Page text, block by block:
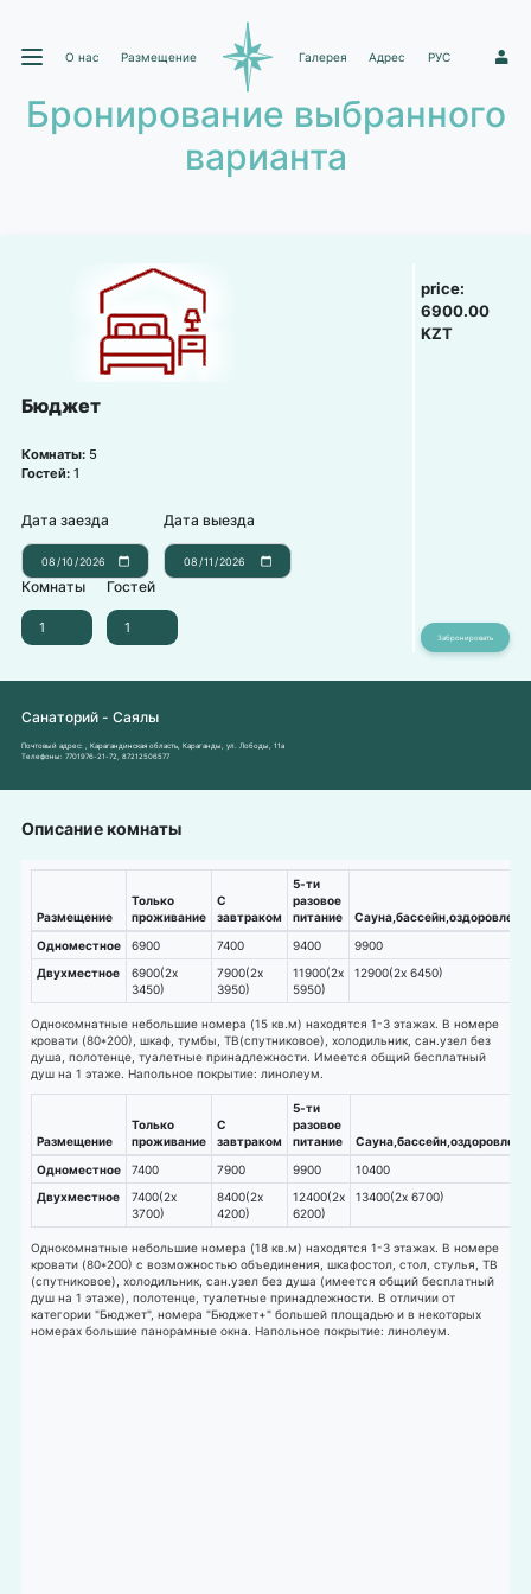
О нас Размещение Галерея Адрес РУС 1
Бронирование выбранного
варианта
Бюджет
Комнаты: 5
Гостей: 1
Дата заезда Дата выезда
Комнаты Гостей
price:
6900.00
KZT
Санаторий - Саялы
Почтовый адрес:
, Карагандинская область, Караганды, ул. Лободы, 11а
Телефоны: 7701976-21-72 87212506577
Описание комнаты